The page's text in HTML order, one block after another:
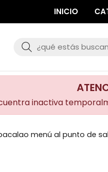
Buscar
INICIO
inactiva
menú al punto de sal